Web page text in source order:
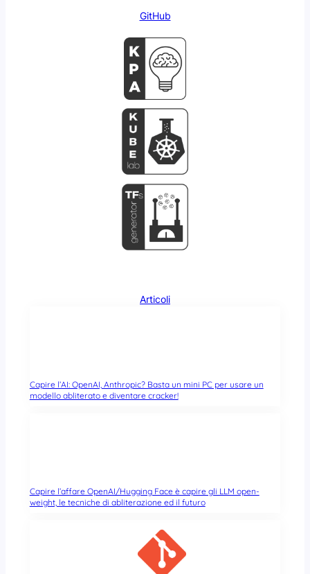
GitHub
Articoli
Capire l’AI: OpenAI, Anthropic? Basta un mini PC per usare un
modello abliterato e diventare cracker!
Capire l’affare OpenAI/Hugging Face è capire gli LLM open-
weight, le tecniche di abliterazione ed il futuro